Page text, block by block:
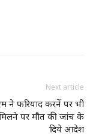
Next article
ने फरियाद करनें पर भी
पर मौत की जांच के
दिये आदेश